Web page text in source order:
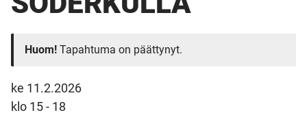
Huom! Tapahtuma on päättynyt.
ke 11.2.2026
klo 15 - 18